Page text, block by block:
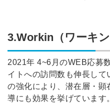
3.Workin（ワーキ
2021年 4~6月のWEB応募
イトへの訪問数も伸長し
の強化により、潜在層・顕
導にも効果を挙げています。